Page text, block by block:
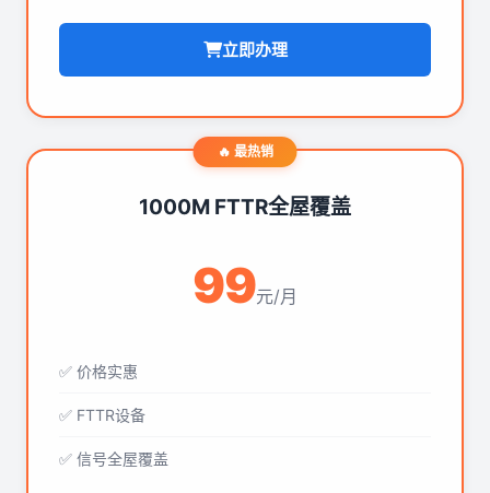
立即办理
🔥 最热销
1000M FTTR全屋覆盖
99元/月
✅ 价格实惠
✅ FTTR设备
✅ 信号全屋覆盖